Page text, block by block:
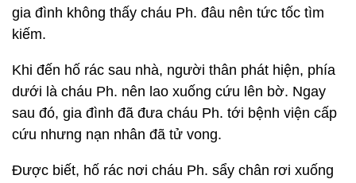
gia đình không thấy cháu Ph. đâu nên tức tốc tìm
kiếm.
Khi đến hố rác sau nhà, người thân phát hiện, phía
dưới là cháu Ph. nên lao xuống cứu lên bờ. Ngay
sau đó, gia đình đã đưa cháu Ph. tới bệnh viện cấp
cứu nhưng nạn nhân đã tử vong.
Được biết, hố rác nơi cháu Ph. sẩy chân rơi xuống